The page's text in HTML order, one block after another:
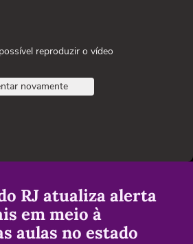
reproduzir o vídeo
novamente
RJ atualiza alerta
em meio à
aulas no estado